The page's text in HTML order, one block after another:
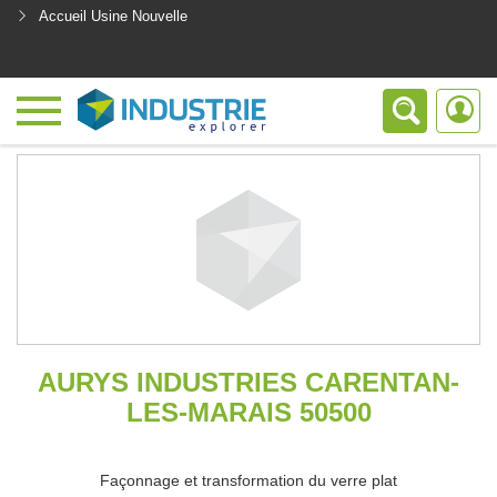
Accueil Usine Nouvelle
AURYS INDUSTRIES CARENTAN-
LES-MARAIS 50500
Façonnage et transformation du verre plat